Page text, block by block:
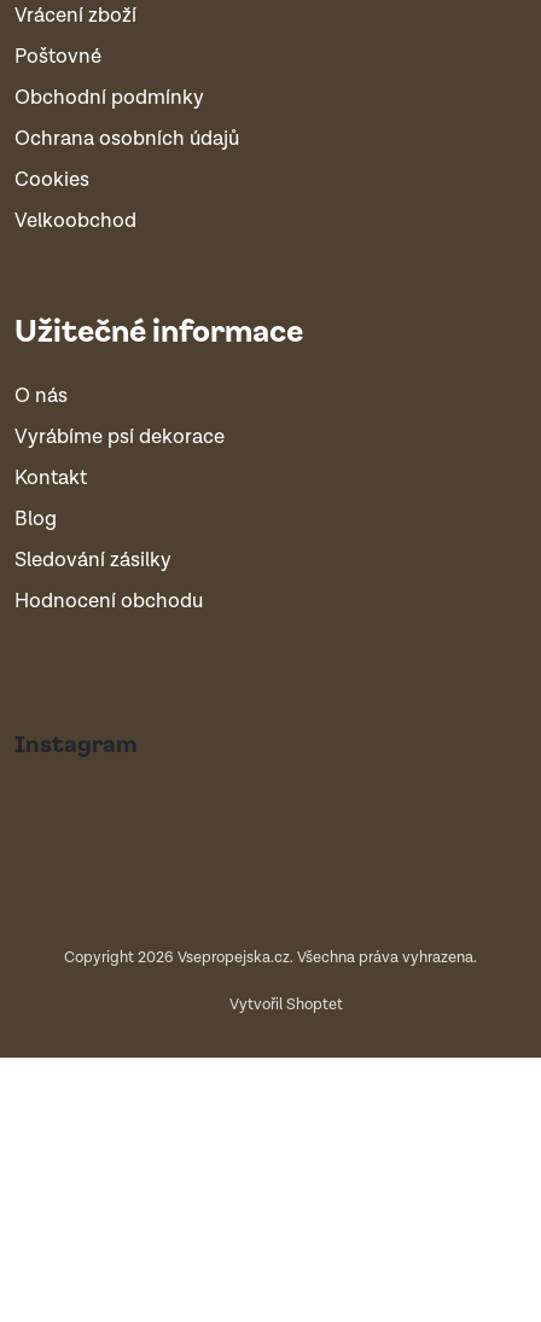
Vrácení zboží
Poštovné
Obchodní podmínky
Ochrana osobních údajů
Cookies
Velkoobchod
Užitečné informace
O nás
Vyrábíme psí dekorace
Kontakt
Blog
Sledování zásilky
Hodnocení obchodu
Instagram
Vytvořil Shoptet
Copyright 2026 Vsepropejska.cz. Všechna práva vyhrazena.